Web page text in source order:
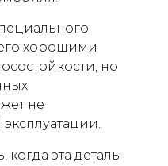
хорошими
но
не
эта деталь